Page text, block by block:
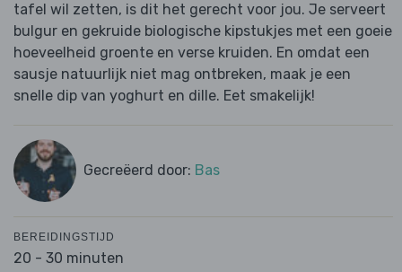
tafel wil zetten, is dit het gerecht voor jou. Je serveert
bulgur en gekruide biologische kipstukjes met een goeie
hoeveelheid groente en verse kruiden. En omdat een
sausje natuurlijk niet mag ontbreken, maak je een
snelle dip van yoghurt en dille. Eet smakelijk!
Gecreëerd door: Bas
BEREIDINGSTIJD
20 - 30 minuten